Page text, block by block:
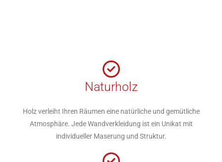
Naturholz
Holz verleiht Ihren Räumen eine natürliche und gemütliche
Atmosphäre. Jede Wandverkleidung ist ein Unikat mit
individueller Maserung und Struktur.